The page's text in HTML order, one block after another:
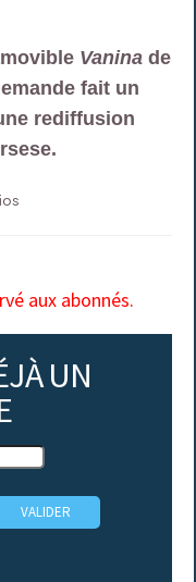
Vanina de
fait un
rediffusion
aux abonnés.
UN